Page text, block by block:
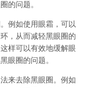
的问题。
例如使用眼霜，可以
，从而减轻黑眼圈的
样可以有效地缓解眼
眼圈的问题。
来去除黑眼圈。例如